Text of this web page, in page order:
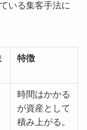
いる集客手法に
特徴
時間はかかる
が資産として
積み上がる。